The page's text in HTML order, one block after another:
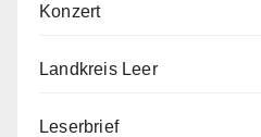
Konzert
Landkreis Leer
Leserbrief